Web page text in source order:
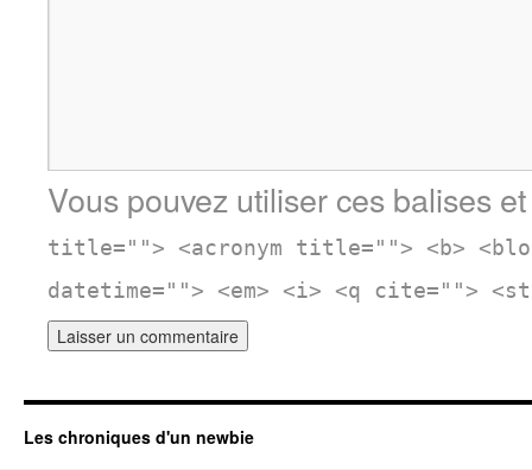
Vous pouvez utiliser ces balises
title=""> <acronym title=""> <b>
datetime=""> <em> <i> <q cite="">
Les chroniques d'un newbie